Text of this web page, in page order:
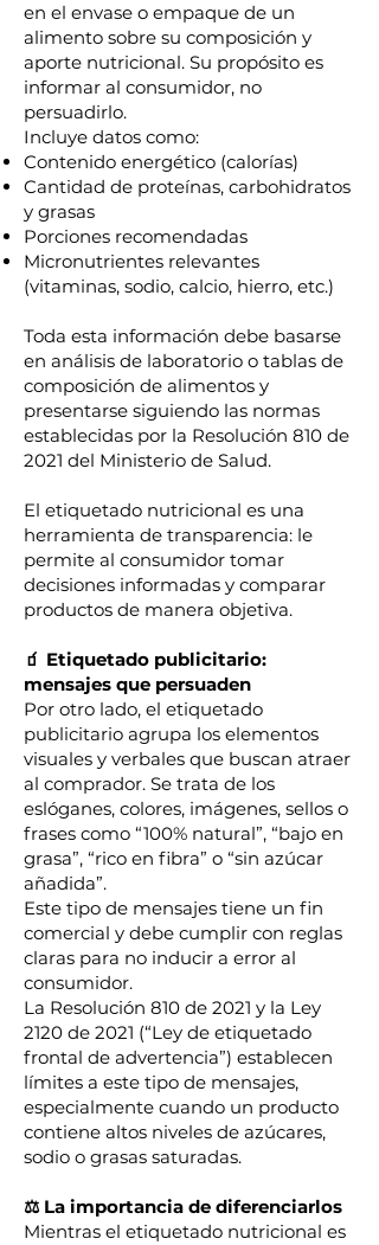
en el envase o empaque de un
alimento sobre su composición y
aporte nutricional. Su propósito es
informar al consumidor, no
persuadirlo.
Incluye datos como:
Contenido energético (calorías)
Cantidad de proteínas, carbohidratos
y grasas
Porciones recomendadas
Micronutrientes relevantes
(vitaminas, sodio, calcio, hierro, etc.)
Toda esta información debe basarse
en análisis de laboratorio o tablas de
composición de alimentos y
presentarse siguiendo las normas
establecidas por la Resolución 810 de
2021 del Ministerio de Salud.
El etiquetado nutricional es una
herramienta de transparencia: le
permite al consumidor tomar
decisiones informadas y comparar
productos de manera objetiva.
🧃 Etiquetado publicitario:
mensajes que persuaden
Por otro lado, el etiquetado
publicitario agrupa los elementos
visuales y verbales que buscan atraer
al comprador. Se trata de los
eslóganes, colores, imágenes, sellos o
frases como “100% natural”, “bajo en
grasa”, “rico en fibra” o “sin azúcar
añadida”.
Este tipo de mensajes tiene un fin
comercial y debe cumplir con reglas
claras para no inducir a error al
consumidor.
La Resolución 810 de 2021 y la Ley
2120 de 2021 (“Ley de etiquetado
frontal de advertencia”) establecen
límites a este tipo de mensajes,
especialmente cuando un producto
contiene altos niveles de azúcares,
sodio o grasas saturadas.
⚖️ La importancia de diferenciarlos
Mientras el etiquetado nutricional es